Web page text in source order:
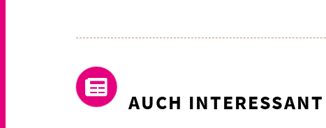
AUCH INTERESSANT